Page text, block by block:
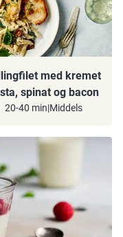
med kremet
spinat og bacon
20-40 min|Middels